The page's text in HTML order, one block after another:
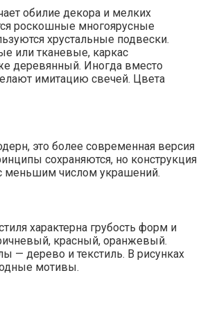
обилие декора и мелких
роскошные многоярусные
хрустальные подвески.
или тканевые, каркас
деревянный. Иногда вместо
имитацию свечей. Цвета
это более современная версия
сохраняются, но конструкция
меньшим числом украшений.
характерна грубость форм и
красный, оранжевый.
— дерево и текстиль. В рисунках
мотивы.